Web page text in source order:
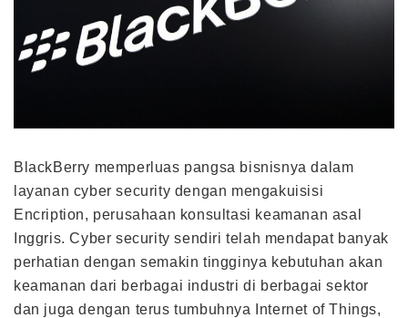
BlackBerry memperluas pangsa bisnisnya dalam
layanan cyber security dengan mengakuisisi
Encription, perusahaan konsultasi keamanan asal
Inggris. Cyber security sendiri telah mendapat banyak
perhatian dengan semakin tingginya kebutuhan akan
keamanan dari berbagai industri di berbagai sektor
dan juga dengan terus tumbuhnya Internet of Things,